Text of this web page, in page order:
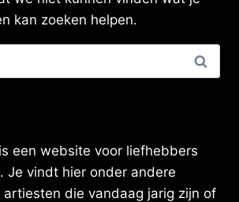
kan zoeken helpen.
een website voor liefhebbers
Je vindt hier onder andere
artiesten die vandaag jarig zijn of